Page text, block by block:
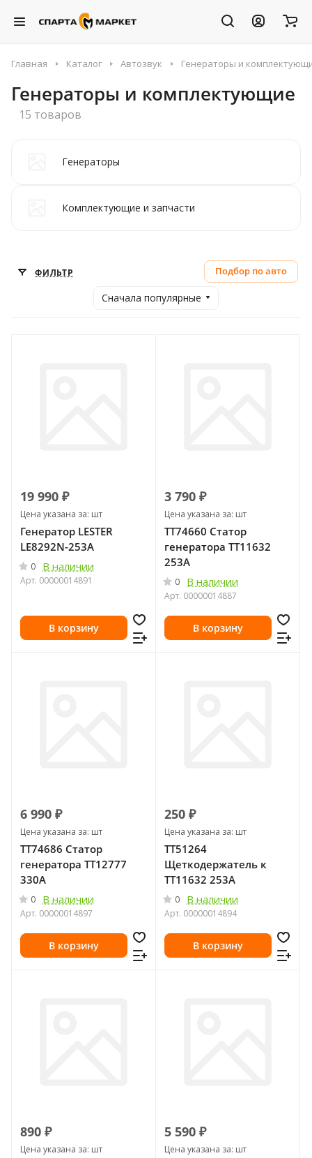
Главная Каталог Автозвук Генераторы и
Генераторы и комплектующие
15 товаров
Генераторы
Комплектующие и запчасти
ФИЛЬТР Подбор по авто
Сначала популярные
19 990 ₽
Цена указана за: шт
Генератор LESTER
LE8292N-253A
0 В наличии
Арт. 00000014891
В корзину
3 790 ₽
Цена указана за: шт
ТТ74660 Статор
генератора ТТ11632
253А
0 В наличии
Арт. 00000014887
В корзину
6 990 ₽
Цена указана за: шт
ТТ74686 Статор
генератора ТТ12777
330А
0 В наличии
Арт. 00000014897
В корзину
250 ₽
Цена указана за: шт
ТТ51264
Щеткодержатель к
ТТ11632 253А
0 В наличии
Арт. 00000014894
В корзину
890 ₽
Цена указана за: шт
5 590 ₽
Цена указана за: шт